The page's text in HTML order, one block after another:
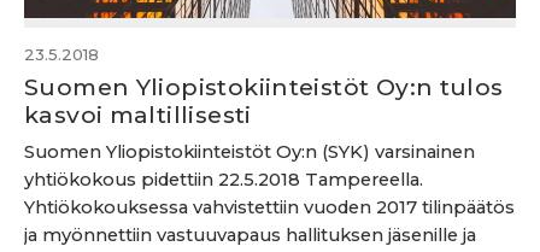
23.5.2018
Suomen Yliopistokiinteistöt Oy:n tulos
kasvoi maltillisesti
Suomen Yliopistokiinteistöt Oy:n (SYK) varsinainen
yhtiökokous pidettiin 22.5.2018 Tampereella.
Yhtiökokouksessa vahvistettiin vuoden 2017 tilinpäätös
ja myönnettiin vastuuvapaus hallituksen jäsenille ja